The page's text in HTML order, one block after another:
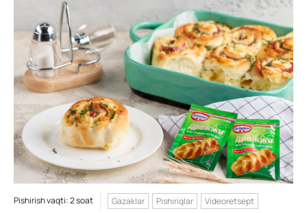
Pishirish vaqti: 2 soat Gazaklar Pishiriqlar Videoretsept